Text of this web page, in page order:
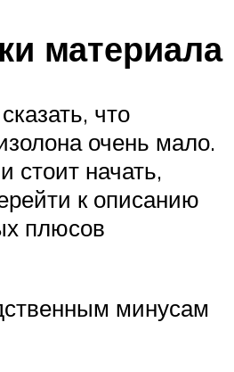
материала
что
очень мало.
стоит начать,
к описанию
плюсов
минусам